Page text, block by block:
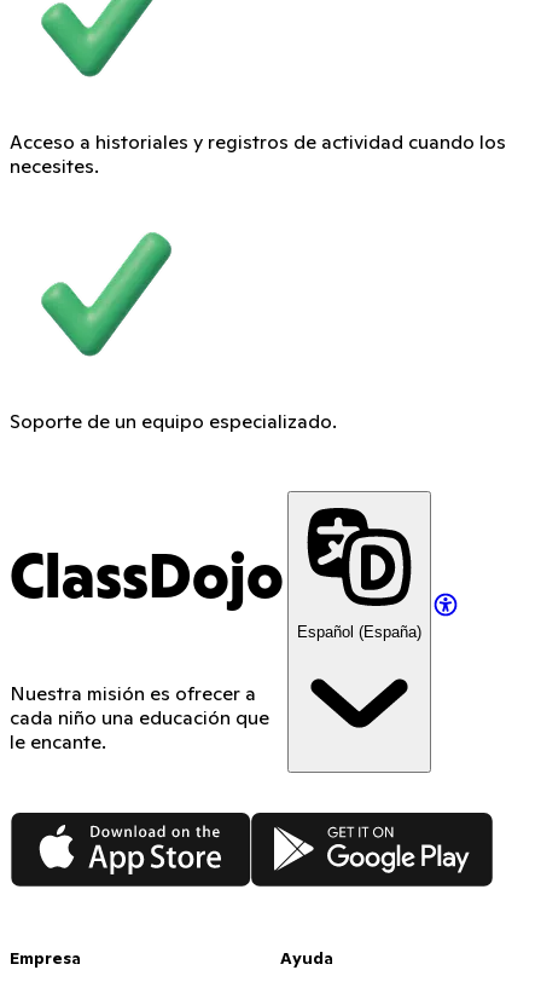
Acceso a historiales y registros de actividad cuando los
necesites.
Soporte de un equipo especializado.
ClassDojo
Nuestra misión es ofrecer a
cada niño una educación que
le encante.
Español (España)
App Store Google Play
Empresa Ayuda